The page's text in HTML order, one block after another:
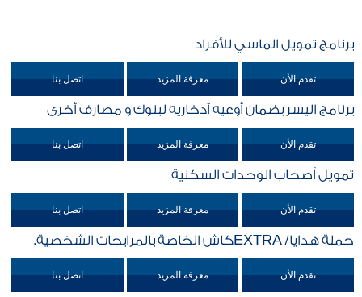
برنامج تمويل الماسي للأفراد
تقدم الأن معرفة المزيد اتصل بنا
برنامج اليسر بضمان أوعيه أدخاريه لبنوك و مصارف أخرى
تقدم الأن معرفة المزيد اتصل بنا
تمويل أصحاب الوحدات السكنية
تقدم الأن معرفة المزيد اتصل بنا
حملة هدايا/ EXTRAكاش الخاصة بالمرابحات الشخصية.
تقدم الأن معرفة المزيد اتصل بنا